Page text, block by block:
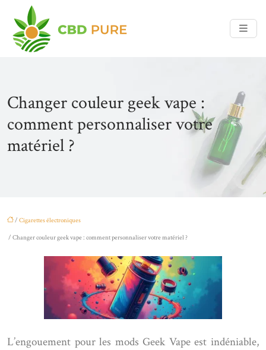
Changer couleur geek vape :
comment personnaliser votre
matériel ?
/ Cigarettes électroniques
/ Changer couleur geek vape : comment personnaliser votre matériel ?
L’engouement pour les mods Geek Vape est indéniable,